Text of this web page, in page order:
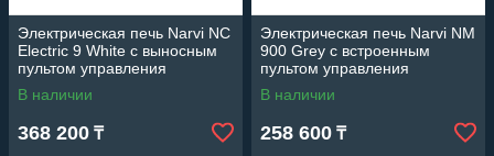
Электрическая печь Narvi NC
Electric 9 White с выносным
пультом управления
(Мощность 9 кВт, объем 9-15
м3)
В наличии
368 200 ₸
Электрическая печь Narvi NM
900 Grey с встроенным
пультом управления
(Мощность 9 кВт, объем 8-14
м3)
В наличии
258 600 ₸